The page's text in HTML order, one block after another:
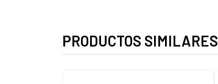
PRODUCTOS SIMILARES